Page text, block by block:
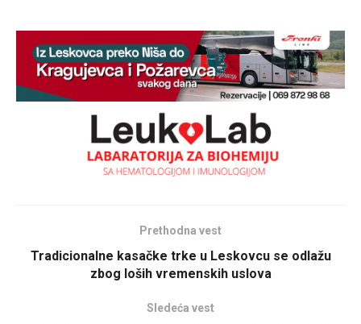
Prethodna vest
Tradicionalne kasačke trke u Leskovcu se odlažu
zbog loših vremenskih uslova
Sledeća vest